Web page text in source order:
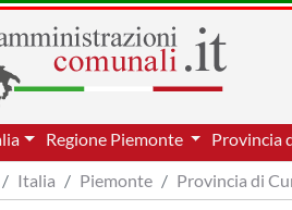
Regione Piemonte Provincia
Italia Piemonte Provincia di